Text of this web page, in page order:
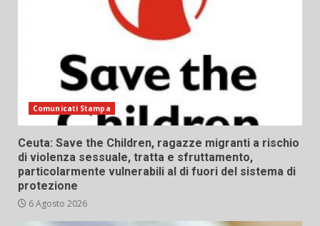
Comunicati Stampa
Ceuta: Save the Children, ragazze migranti a rischio
di violenza sessuale, tratta e sfruttamento,
particolarmente vulnerabili al di fuori del sistema di
protezione
6 Agosto 2026